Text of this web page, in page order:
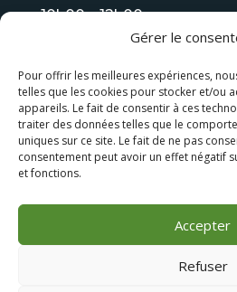
Gérer le
Pour offrir les meilleures expériences,
telles que les cookies pour stocker et/ou
appareils. Le fait de consentir à ces
traiter des données telles que le
uniques sur ce site. Le fait de ne pas
consentement peut avoir un effet négatif
et fonctions.
Accepter
Refuser
10h00 – 12h00
14h00 – 18h00
Fermé le Dimanche
Tel : 06 08 93 70 75
LES FAUTEUILS DE
LES BAINS NORDIQUES